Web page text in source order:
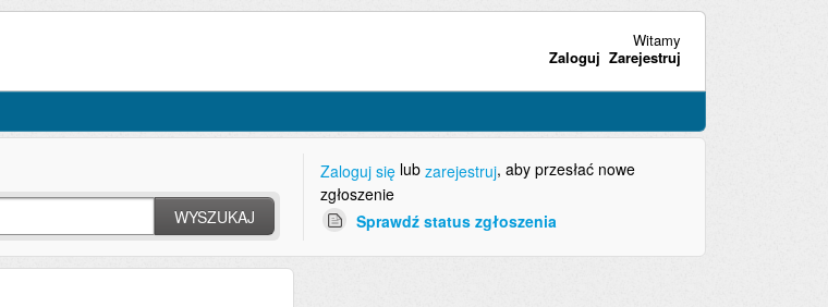
Witamy
Zaloguj Zarejestruj
WYSZUKAJ
Zaloguj sięlub zarejestruj, aby przesłać nowe
zgłoszenie
Sprawdź status zgłoszenia